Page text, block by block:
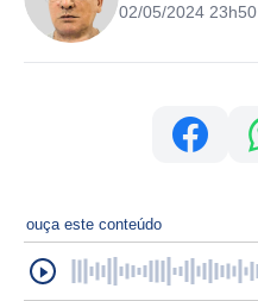
02/05/2024 23h50
ouça este conteúdo